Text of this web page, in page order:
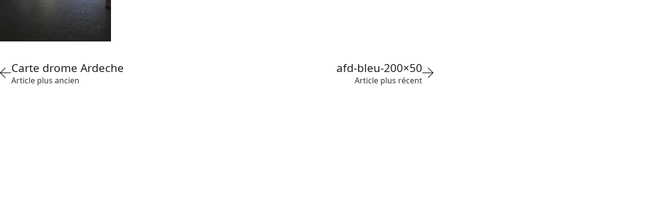
Carte drome Ardeche
Article plus ancien
afd-bleu-200×50
Article plus récent